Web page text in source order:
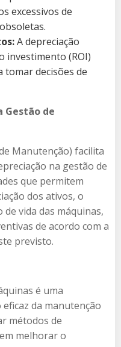
excessivos de
A depreciação
investimento (ROI)
tomar decisões de
Gestão de
Manutenção) facilita
na gestão de
que permitem
dos ativos, o
de vida das máquinas,
de acordo com a
previsto.
é uma
da manutenção
métodos de
melhorar o